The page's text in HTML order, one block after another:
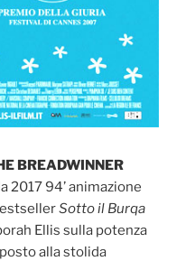
BREADWINNER
2017 94’ animazione
Sotto il Burqa
Ellis sulla potenza
alla stolida